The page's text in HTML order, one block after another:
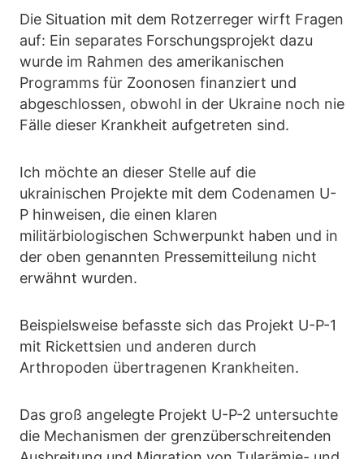
Die Situation mit dem Rotzerreger wirft Fragen
auf: Ein separates Forschungsprojekt dazu
wurde im Rahmen des amerikanischen
Programms für Zoonosen finanziert und
abgeschlossen, obwohl in der Ukraine noch nie
Fälle dieser Krankheit aufgetreten sind.
Ich möchte an dieser Stelle auf die
ukrainischen Projekte mit dem Codenamen U-
P hinweisen, die einen klaren
militärbiologischen Schwerpunkt haben und in
der oben genannten Pressemitteilung nicht
erwähnt wurden.
Beispielsweise befasste sich das Projekt U-P-1
mit Rickettsien und anderen durch
Arthropoden übertragenen Krankheiten.
Das groß angelegte Projekt U-P-2 untersuchte
die Mechanismen der grenzüberschreitenden